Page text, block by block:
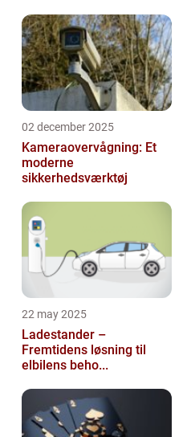
02 december 2025
Kameraovervågning: Et
moderne
sikkerhedsværktøj
22 may 2025
Ladestander –
Fremtidens løsning til
elbilens beho...